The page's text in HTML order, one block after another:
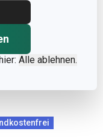
Alle ablehnen.